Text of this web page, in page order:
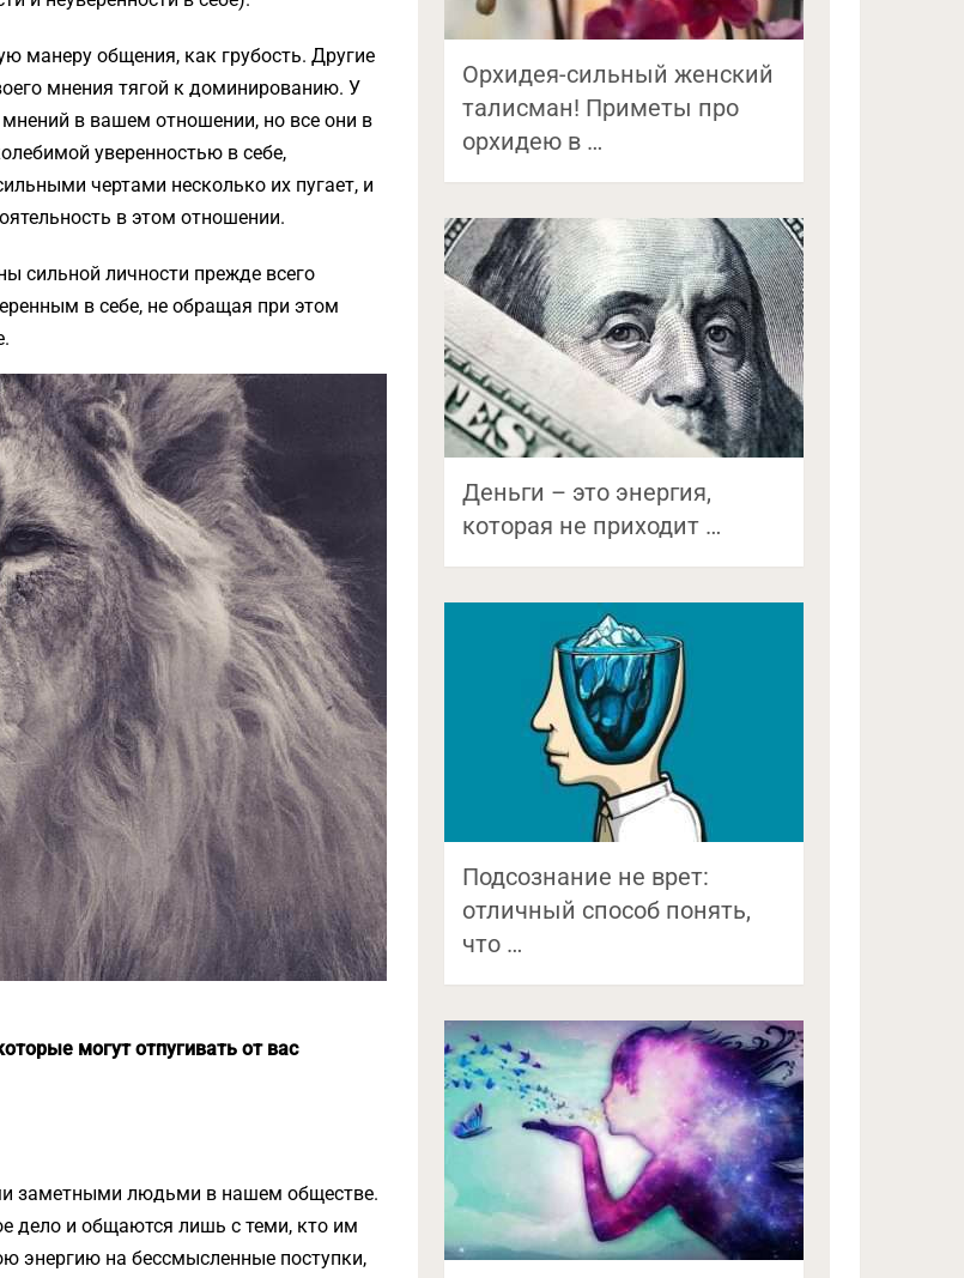
общения, как грубость. Другие
мнения тягой к доминированию. У
в вашем отношении, но все они в
уверенностью в себе,
чертами несколько их пугает, и
в этом отношении.
сильной личности прежде всего
в себе, не обращая при этом
могут отпугивать от вас
заметными людьми в нашем обществе.
дело и общаются лишь с теми, кто им
энергию на бессмысленные поступки,
Орхидея-сильный женский
талисман! Приметы про
орхидею в …
Деньги – это энергия,
которая не приходит …
Подсознание не врет:
отличный способ понять,
что …